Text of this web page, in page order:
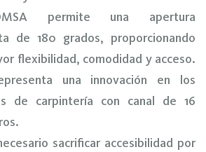
permite una apertura
de 180 grados, proporcionando
flexibilidad, comodidad y acceso.
una innovación en los
de carpintería con canal de 16
sacrificar accesibilidad por